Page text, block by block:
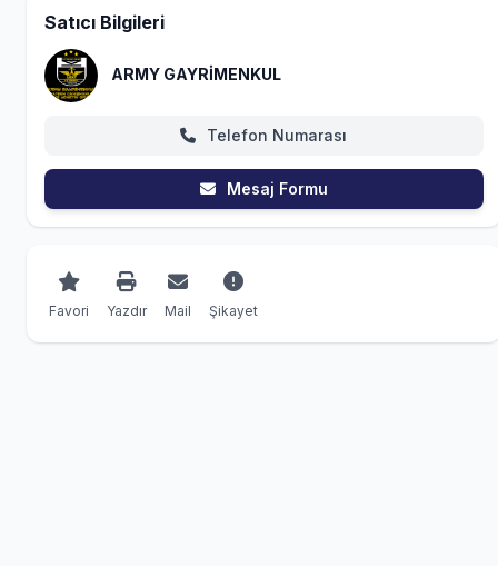
Satıcı Bilgileri
ARMY GAYRİMENKUL
Telefon Numarası
Mesaj Formu
Favori Yazdır Mail Şikayet